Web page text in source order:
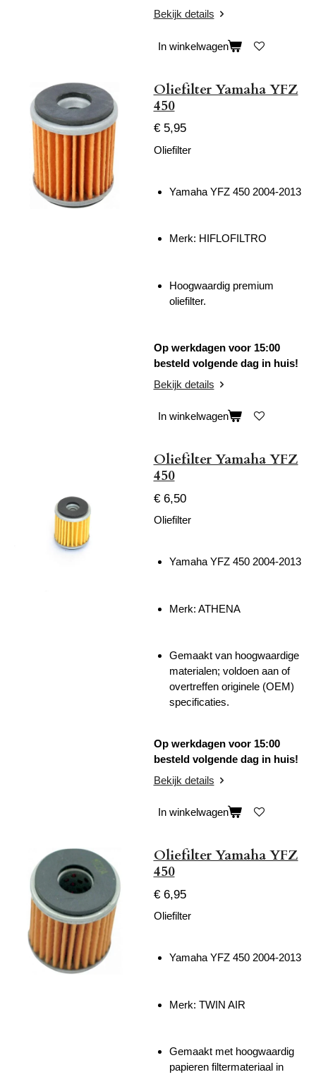
Bekijk details
In winkelwagen
Oliefilter Yamaha YFZ
450
€ 5,95
Oliefilter
Yamaha YFZ 450 2004-2013
Merk: HIFLOFILTRO
Hoogwaardig premium
oliefilter.
Op werkdagen voor 15:00
besteld volgende dag in huis!
Bekijk details
In winkelwagen
Oliefilter Yamaha YFZ
450
€ 6,50
Oliefilter
Yamaha YFZ 450 2004-2013
Merk: ATHENA
Gemaakt van hoogwaardige
materialen; voldoen aan of
overtreffen originele (OEM)
specificaties.
Op werkdagen voor 15:00
besteld volgende dag in huis!
Bekijk details
In winkelwagen
Oliefilter Yamaha YFZ
450
€ 6,95
Oliefilter
Yamaha YFZ 450 2004-2013
Merk: TWIN AIR
Gemaakt met hoogwaardig
papieren filtermateriaal in